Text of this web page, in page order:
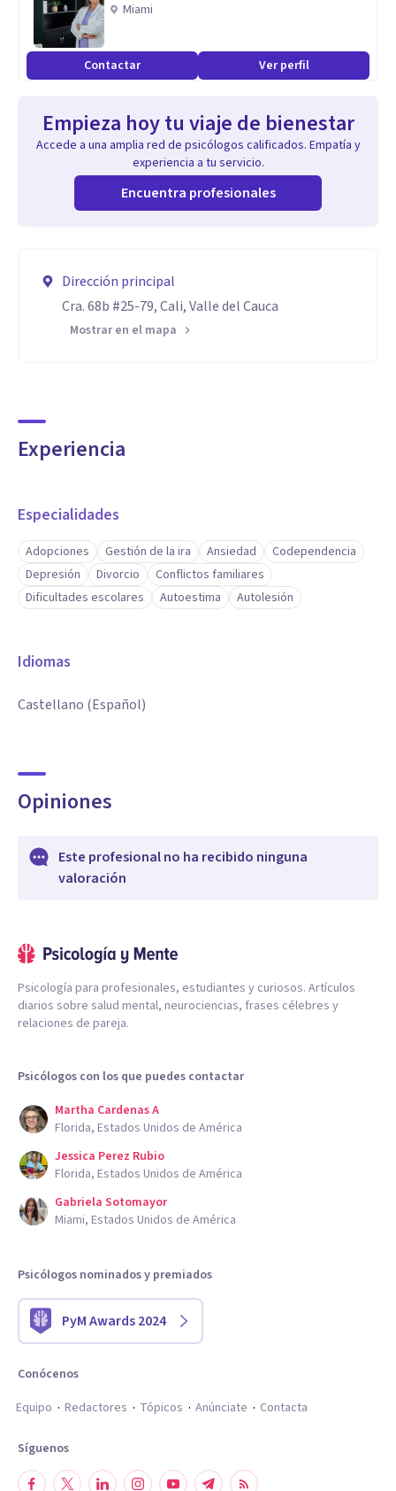
Miami
Contactar Ver perfil
Empieza hoy tu viaje de bienestar
Accede a una amplia red de psicólogos calificados. Empatía y
experiencia a tu servicio.
Encuentra profesionales
Dirección principal
Cra. 68b #25-79, Cali, Valle del Cauca
Mostrar en el mapa
Experiencia
Especialidades
Adopciones Gestión de la ira Ansiedad
Codependencia
Depresión
Divorcio
Conflictos familiares
Dificultades escolares
Autoestima Autolesión
Idiomas
Castellano (Español)
Opiniones
Este profesional no ha recibido ninguna
valoración
Psicología para profesionales, estudiantes y curiosos. Artículos
diarios sobre salud mental, neurociencias, frases célebres y
relaciones de pareja.
Psicólogos con los que puedes contactar
Martha Cardenas A
Florida, Estados Unidos de América
Jessica Perez Rubio
Florida, Estados Unidos de América
Gabriela Sotomayor
Miami, Estados Unidos de América
Psicólogos nominados y premiados
PyM Awards 2024
Conócenos
Equipo
Redactores Tópicos Anúnciate Contacta
Síguenos